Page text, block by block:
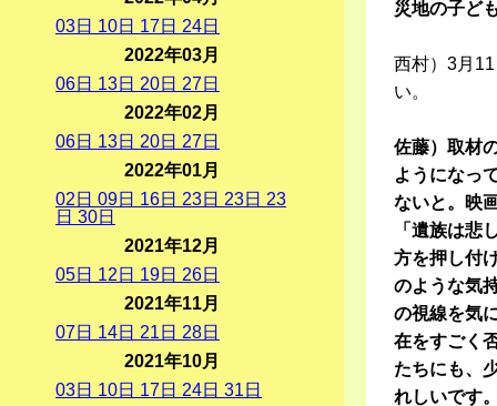
災地の子ど
西村）3月
い。
佐藤）取材
ようになっ
ないと。映
「遺族は悲
方を押し付
のような気
の視線を気
在をすごく
たちにも、
れしいです
03日 10日 17日 24日
2022年03月
06日 13日 20日 27日
2022年02月
06日 13日 20日 27日
2022年01月
02 日 09日 16日 23日 23日 23
日 30日
2021年12月
05日 12 日 19日 26日
2021年11月
07日 14日 21 日 28日
2021年10月
03日 10日 17日 24日 31 日